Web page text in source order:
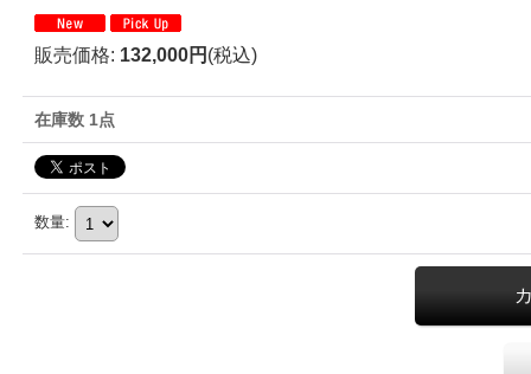
販売価格: 132,000円 (税込)
在庫数 1点
数量: